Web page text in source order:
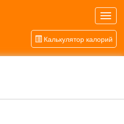
Калькулятор калорий